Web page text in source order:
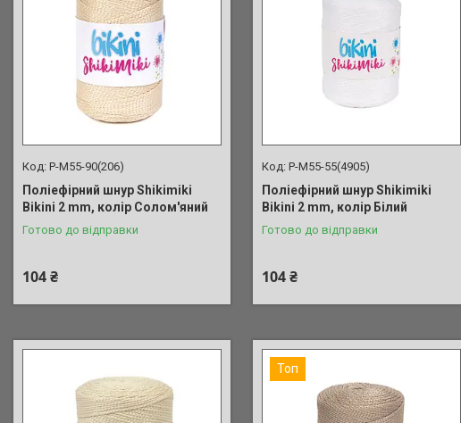
P-M55-90(206)
Поліефірний шнур Shikimiki
Bikini 2 mm, колір Солом'яний
Готово до відправки
104 ₴
P-M55-55(4905)
Поліефірний шнур Shikimiki
Bikini 2 mm, колір Білий
Готово до відправки
104 ₴
Топ